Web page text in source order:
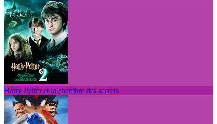
Harry Potter et la chambre des secrets